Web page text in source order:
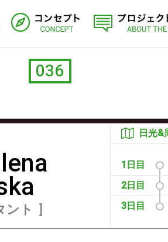
036
ント
日光&
1日目
2日目
3日目